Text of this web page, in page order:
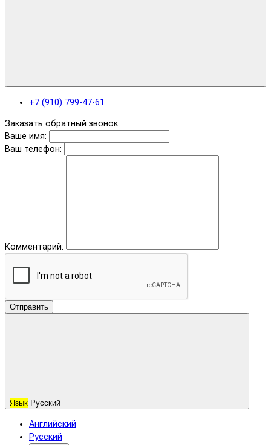
+7 (910) 799-47-61
Заказать обратный звонок
Ваше имя:
Ваш телефон:
Комментарий:
Отправить
Язык Русский
Английский
Русский